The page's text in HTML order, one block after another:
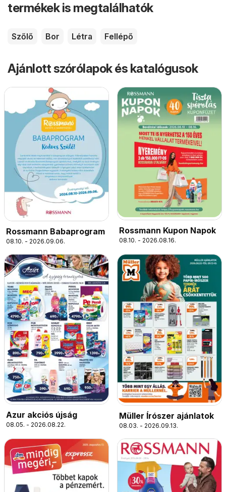
termékek is megtalálhatók
Szőlő Bor Létra Fellépő
Ajánlott szórólapok és katalógusok
Rossmann Babaprogram
08.10. - 2026.09.06.
Rossmann Kupon Napok
08.10. - 2026.08.16.
Azur akciós újság
08.05. - 2026.08.22.
Müller Írószer ajánlatok
08.03. - 2026.09.13.